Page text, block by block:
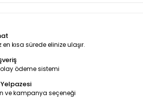
kısa sürede elinize ulaşır.
ödeme sistemi
ve kampanya seçeneği